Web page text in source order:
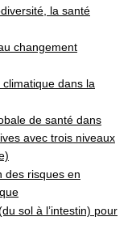
la santé
changement
dans la
de santé dans
avec trois niveaux
des risques en
sol à l’intestin) pour